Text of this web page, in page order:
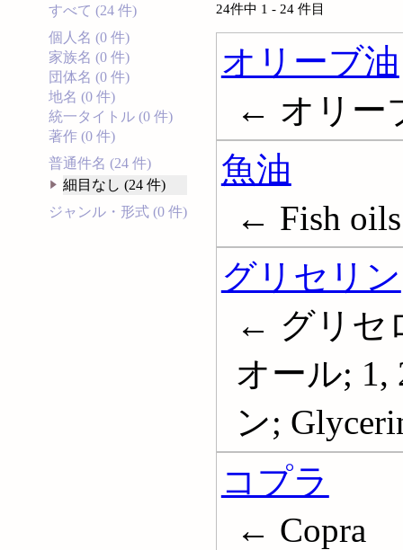
すべて (24 件)
個人名 (0 件)
家族名 (0 件)
団体名 (0 件)
地名 (0 件)
統一タイトル (0 件)
著作 (0 件)
普通件名 (24 件)
細目なし (24 件)
ジャンル・形式 (0 件)
24件中 1 - 24 件目
オリーブ油
← オリー
魚油
← Fish oils
グリセリン
← グリセ
オール; 1,
ン;
コプラ
← Copra